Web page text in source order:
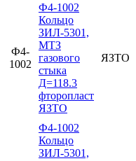
Ф4-
1002
Ф4-1002
Кольцо
ЗИЛ-5301,
МТЗ
газового
стыка
Д=118.3
фторопласт
ЯЗТО
ЯЗТО
Ф4-1002
Кольцо
ЗИЛ-5301,